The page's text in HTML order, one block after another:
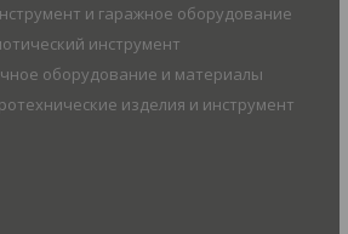
и гаражное оборудование
инструмент
оборудование и материалы
изделия и инструмент